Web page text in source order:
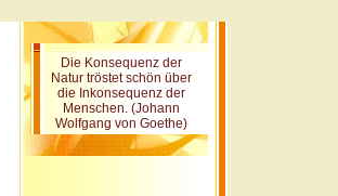
Die Konsequenz der
Natur tröstet schön über
die Inkonsequenz der
Menschen. (Johann
Wolfgang von Goethe)